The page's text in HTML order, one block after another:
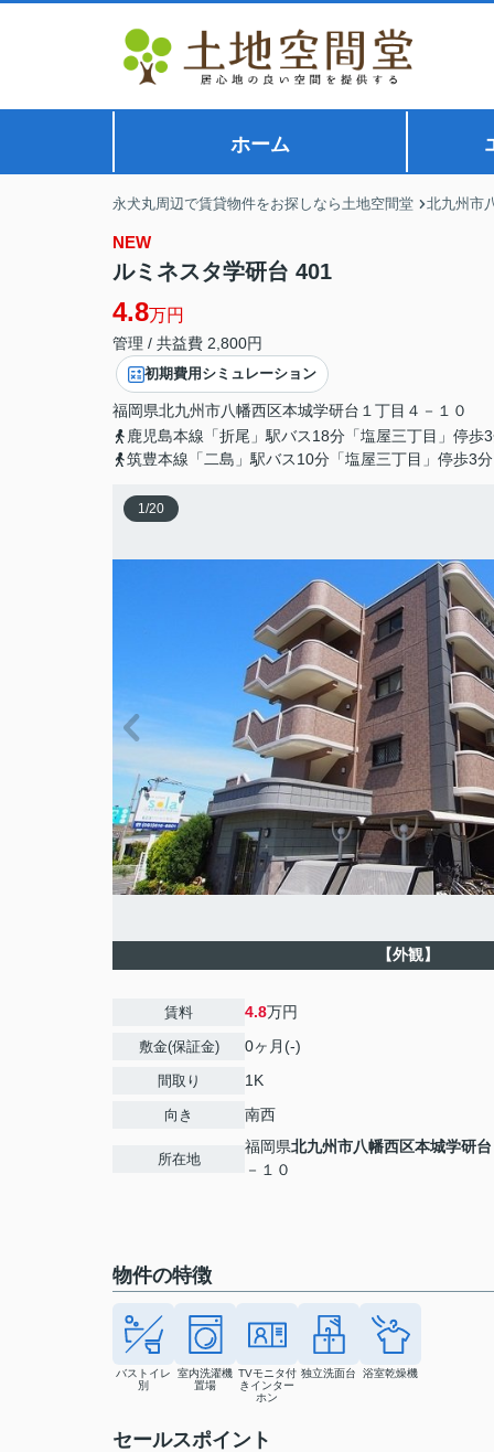
ホーム
永犬丸周辺で賃貸物件をお探しなら土地空間堂 北九州市
NEW
ルミネスタ学研台 401
4.8万円
管理 / 共益費 2,800円
初期費用シミュレーション
福岡県北九州市八幡西区本城学研台 １丁目４－１０
鹿児島本線「折尾」駅バス18分「塩屋三丁目」停歩
筑豊本線「二島」駅バス10分「塩屋三丁目」停歩3分
1/20
【外観】
賃料 4.8万円
敷金(保証金) 0ヶ月(-)
間取り 1K
向き 南西
所在地
福岡県北九州市八幡西区本城学研台
－１０
物件の特徴
バストイレ
別
室内洗濯機
置場
TVモニタ付
きインター
ホン
独立洗面台 浴室乾燥機
セールスポイント